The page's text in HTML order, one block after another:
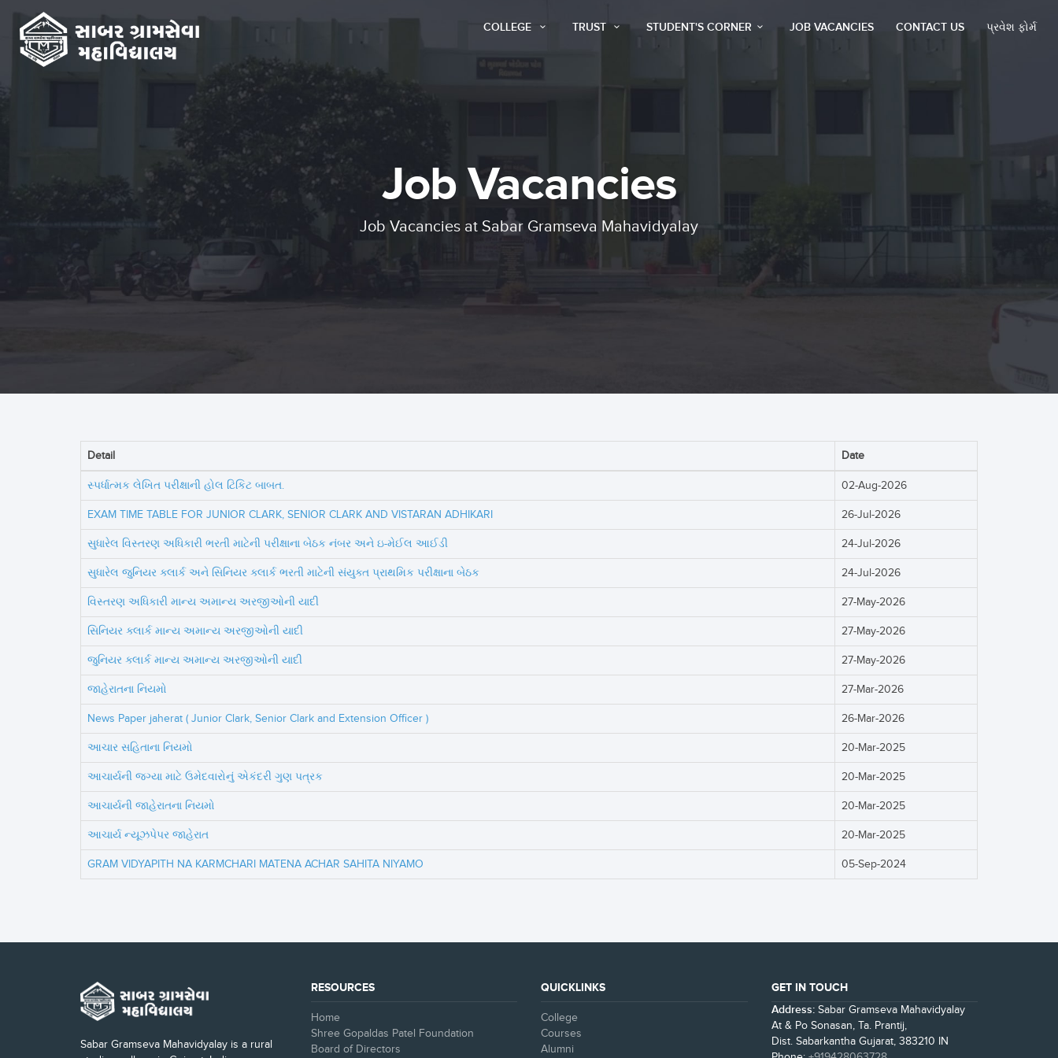
COLLEGE TRUST STUDENT'S CORNER JOB VACANCIES CONTACT US પ્રવેશ ફોર્મ
Job Vacancies
Job Vacancies at Sabar Gramseva Mahavidyalay
Detail Date
સ્પર્ધાત્મક લેખિત પરીક્ષાની હોલ ટિકિટ બાબત. 02-Aug-2026
EXAM TIME TABLE FOR JUNIOR CLARK, SENIOR CLARK AND VISTARAN ADHIKARI 26-Jul-2026
સુધારેલ વિસ્તરણ અધિકારી ભરતી માટેની પરીક્ષાના બેઠક નંબર અને ઇ-મેઈલ આઈડી 24-Jul-2026
સુધારેલ જુનિયર ક્લાર્ક અને સિનિયર ક્લાર્ક ભરતી માટેની સંયુક્ત પ્રાથમિક પરીક્ષાના બેઠક 24-Jul-2026
વિસ્તરણ અધિકારી માન્ય અમાન્ય અરજીઓની યાદી 27-May-2026
સિનિયર ક્લાર્ક માન્ય અમાન્ય અરજીઓની યાદી 27-May-2026
જુનિયર ક્લાર્ક માન્ય અમાન્ય અરજીઓની યાદી 27-May-2026
જાહેરાતના નિયમો 27-Mar-2026
News Paper jaherat ( Junior Clark, Senior Clark and Extension Officer ) 26-Mar-2026
આચાર સહિતાના નિયમો 20-Mar-2025
આચાર્યની જગ્યા માટે ઉમેદવારોનું એકંદરી ગુણ પત્રક 20-Mar-2025
આચાર્યની જાહેરાતના નિયમો 20-Mar-2025
આચાર્ય ન્યૂઝપેપર જાહેરાત 20-Mar-2025
GRAM VIDYAPITH NA KARMCHARI MATENA ACHAR SAHITA NIYAMO 05-Sep-2024
Sabar Gramseva Mahavidyalay is a rural
RESOURCES
Home
Shree Gopaldas Patel Foundation
Board of Directors
QUICKLINKS
College
Courses
Alumni
GET IN TOUCH
Address: Sabar Gramseva Mahavidyalay
At & Po Sonasan, Ta. Prantij,
Dist. Sabarkantha Gujarat, 383210 IN